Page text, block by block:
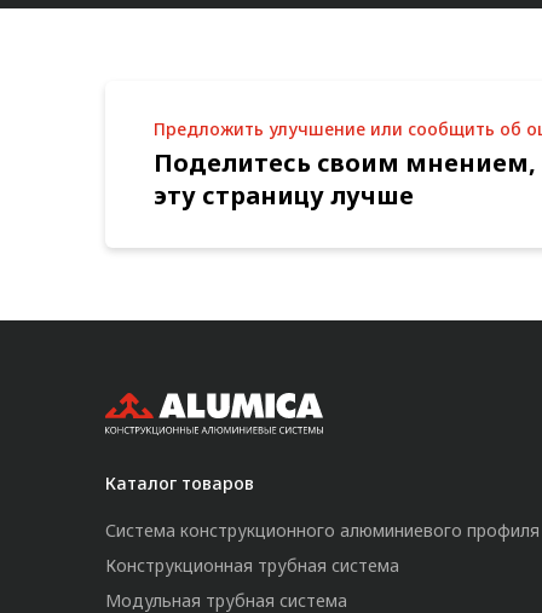
Предложить улучшение или сообщить об
Поделитесь своим мнением,
эту страницу лучше
Каталог товаров
Система конструкционного алюминиевого профиля
Конструкционная трубная система
Модульная трубная система